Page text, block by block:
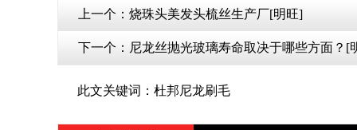
上一个： 烧珠头美发头梳丝生产厂[明旺]
下一个： 尼龙丝抛光玻璃寿命取决于哪些方面？[
此文关键词：杜邦尼龙刷毛